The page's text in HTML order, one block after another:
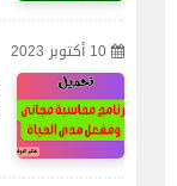
10 أكتوبر 2023